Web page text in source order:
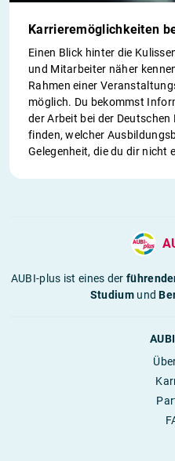
Karrieremöglichkeiten
Einen Blick hinter die
und Mitarbeiter näher
Rahmen einer
möglich. Du bekommst
der Arbeit bei der
finden, welcher
Gelegenheit, die du dir nicht
AUBI-plus ist eines der
Studiumund